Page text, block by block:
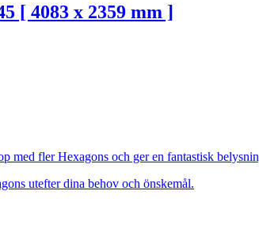
[ 4083 x 2359 mm ]
med fler Hexagons och ger en fantastisk
utefter dina behov och önskemål.